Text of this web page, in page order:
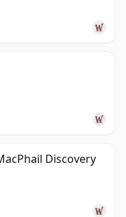
Discovery